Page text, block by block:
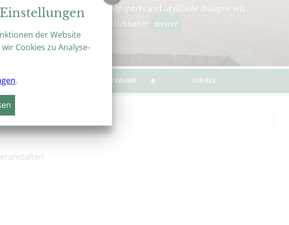
weltberühmte Landschaftsparks und idyllische Anlagen mit
– das ideale Reiseziel für Parkliebhaber weiter
2026 ÜBER GARTENTRÄUME SERVICE
der Website
Cookies zu Analyse-
.